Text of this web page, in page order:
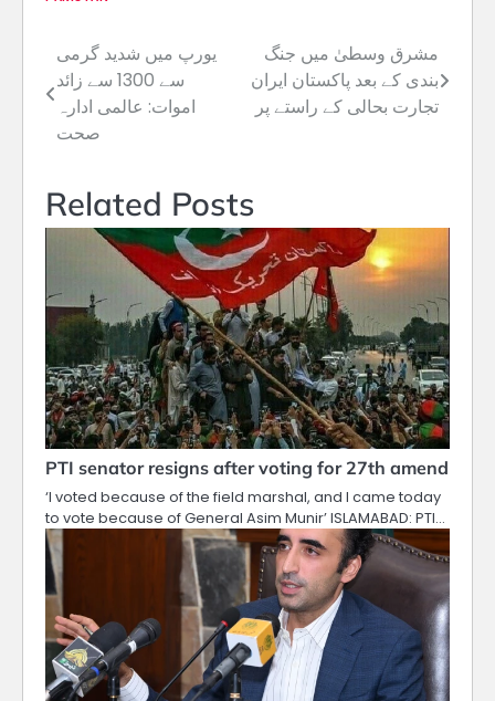
Post
navigation
یورپ میں شدید گرمی
سے 1300 سے زائد
اموات: عالمی ادارہ
صحت
مشرق وسطیٰ میں جنگ
بندی کے بعد پاکستان ایران
تجارت بحالی کے راستے پر
Related Posts
PTI senator resigns after voting for 27th amend
‘I voted because of the field marshal, and I came today
to vote because of General Asim Munir’ ISLAMABAD: PTI…